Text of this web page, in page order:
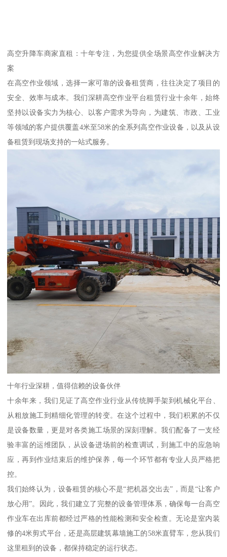
高空升降车商家直租：十年专注，为您提供全场景高空作业解决方
案
在高空作业领域，选择一家可靠的设备租赁商，往往决定了项目的
安全、效率与成本。我们深耕高空作业平台租赁行业十余年，始终
坚持以设备实力为核心、以客户需求为导向，为建筑、市政、工业
等领域的客户提供覆盖4米至58米的全系列高空作业设备，以及从设
备租赁到现场支持的一站式服务。
十年行业深耕，值得信赖的设备伙伴
十余年来，我们见证了高空作业行业从传统脚手架到机械化平台、
从粗放施工到精细化管理的转变。在这个过程中，我们积累的不仅
是设备数量，更是对各类施工场景的深刻理解。我们配备了一支经
验丰富的运维团队，从设备进场前的检查调试，到施工中的应急响
应，再到作业结束后的维护保养，每一个环节都有专业人员严格把
控。
我们始终认为，设备租赁的核心不是“把机器交出去”，而是“让客户
放心用”。因此，我们建立了完整的设备管理体系，确保每一台高空
作业车在出库前都经过严格的性能检测和安全检查。无论是室内装
修的4米剪式平台，还是高层建筑幕墙施工的58米直臂车，您从我们
这里租到的设备，都保持稳定的运行状态。